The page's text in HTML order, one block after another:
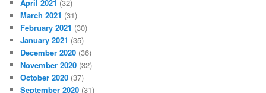
April 2021 (32)
March 2021 (31)
February 2021 (30)
January 2021 (35)
December 2020 (36)
November 2020 (32)
October 2020 (37)
September 2020 (31)